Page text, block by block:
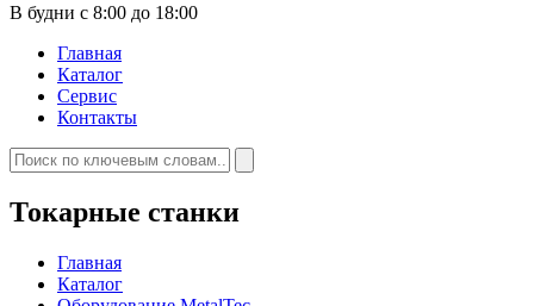
В будни с 8:00 до 18:00
Главная
Каталог
Сервис
Контакты
Токарные станки
Главная
Каталог